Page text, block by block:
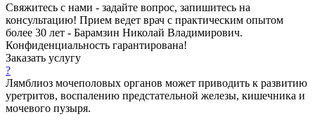
Свяжитесь с нами - задайте вопрос, запишитесь на
консультацию! Прием ведет врач с практическим опытом
более 30 лет - Барамзин Николай Владимирович.
Конфиденциальность гарантирована!
Заказать услугу
?
Лямблиоз мочеполовых органов может приводить к развитию
уретритов, воспалению предстательной железы, кишечника и
мочевого пузыря.